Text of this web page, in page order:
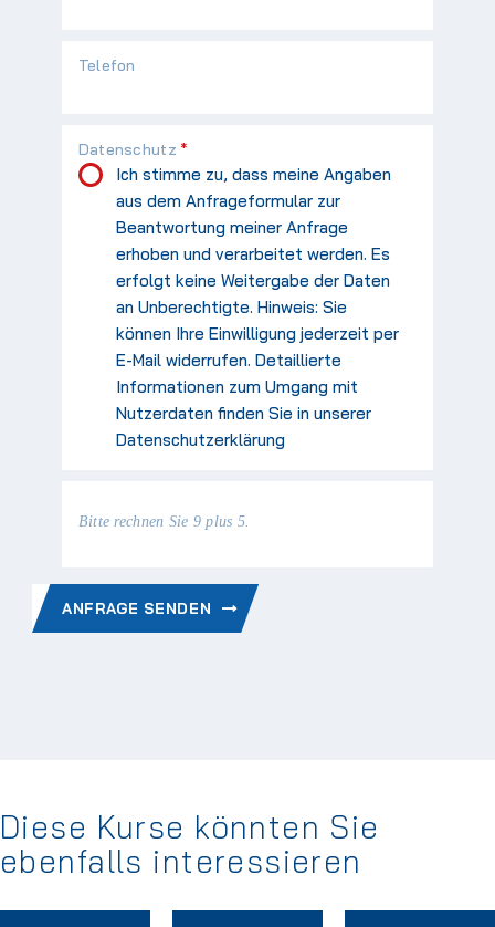
Telefon
Pflichtfeld
Datenschutz *
Ich stimme zu, dass meine Angaben
aus dem Anfrageformular zur
Beantwortung meiner Anfrage
erhoben und verarbeitet werden. Es
erfolgt keine Weitergabe der Daten
an Unberechtigte. Hinweis: Sie
können Ihre Einwilligung jederzeit per
E-Mail widerrufen. Detaillierte
Informationen zum Umgang mit
Nutzerdaten finden Sie in unserer
Datenschutzerklärung
Bitte rechnen Sie 9 plus 5.
ANFRAGE SENDEN
Diese Kurse könnten Sie
ebenfalls interessieren